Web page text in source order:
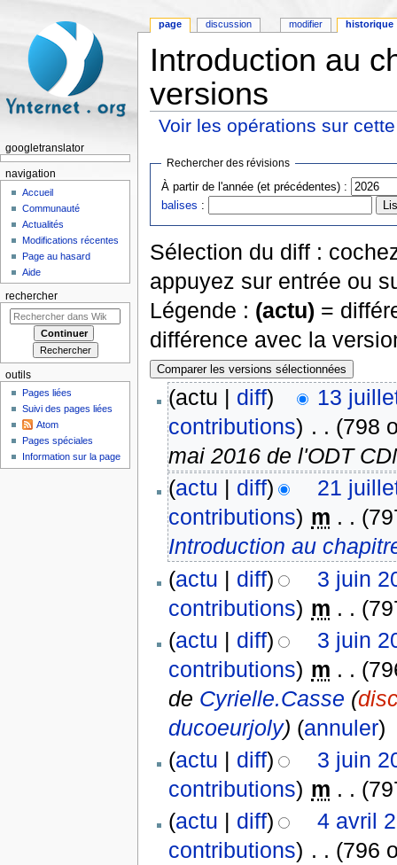
Introduction au
versions
Voir les opérations sur
Rechercher des révisions
À partir de l'année (et précédentes) :
balises :
Sélection du diff :
appuyez sur entrée ou
Légende : (actu) =
différence avec la
(actu | diff)
13
contributions) . . (798
mai 2016 de l'ODT
(actu | diff)
21
contributions) m . .
Introduction au
(actu | diff)
3 juin
contributions) m . .
(actu | diff)
3 juin
contributions) m . .
de Cyrielle.Casse (
ducoeurjoly) (annuler)
(actu | diff)
3 juin
contributions) m . .
(actu | diff)
4 avril
contributions) . . (796
page discussion modifier historique
googletranslator
navigation
Accueil
Communauté
Actualités
Modifications récentes
Page au hasard
Aide
rechercher
outils
Pages liées
Suivi des pages liées
Atom
Pages spéciales
Information sur la page